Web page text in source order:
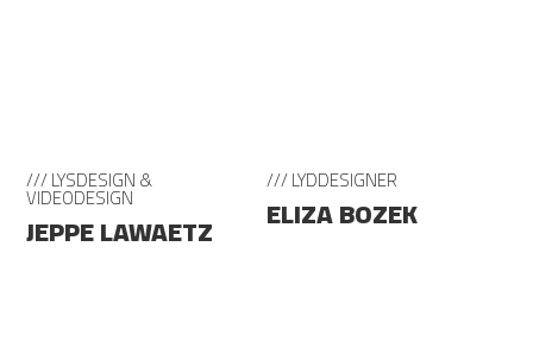
/// LYSDESIGN &
VIDEODESIGN
JEPPE LAWAETZ
/// LYDDESIGNER
ELIZA BOZEK